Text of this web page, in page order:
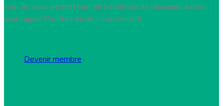
tout en vous permettant de bénéficier de plusieurs autres
avantages! Profitez-en dès maintenant!
Devenir membre